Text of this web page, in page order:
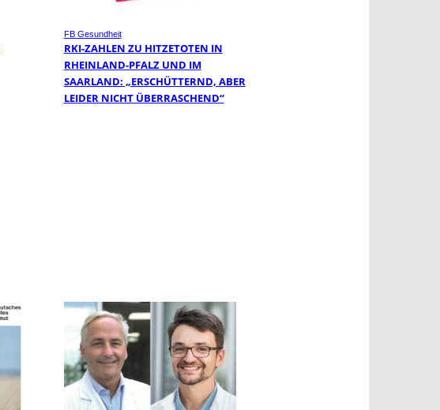
FB Gesundheit
RKI-ZAHLEN ZU HITZETOTEN IN
RHEINLAND-PFALZ UND IM
SAARLAND: „ERSCHÜTTERND, ABER
LEIDER NICHT ÜBERRASCHEND“